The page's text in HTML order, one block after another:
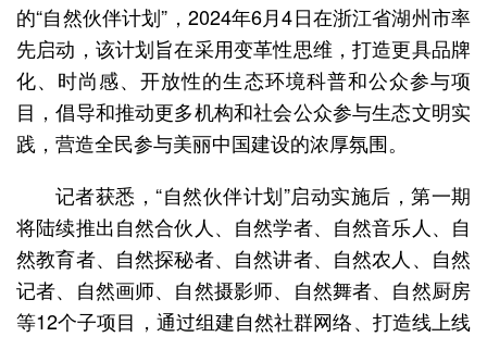
的“自然伙伴计划”，2024年6月4日在浙江省湖州市率
先启动，该计划旨在采用变革性思维，打造更具品牌
化、时尚感、开放性的生态环境科普和公众参与项
目，倡导和推动更多机构和社会公众参与生态文明实
践，营造全民参与美丽中国建设的浓厚氛围。
记者获悉，“自然伙伴计划”启动实施后，第一期
将陆续推出自然合伙人、自然学者、自然音乐人、自
然教育者、自然探秘者、自然讲者、自然农人、自然
记者、自然画师、自然摄影师、自然舞者、自然厨房
等12个子项目，通过组建自然社群网络、打造线上线